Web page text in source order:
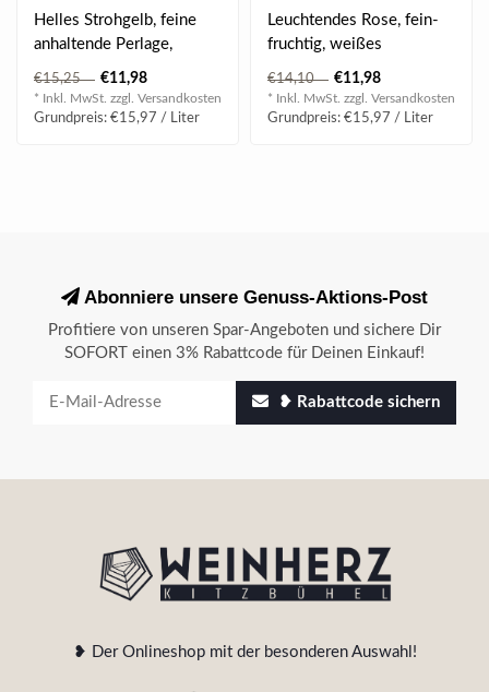
Valdobbiadene Superiore
DOCG 0.75 l 11% vol
Helles Strohgelb, feine
anhaltende Perlage,
Frühlingsblüten, fruchtiges
Aroma,..
€15,25 €11,98
* Inkl. MwSt. zzgl. Versandkosten
Grundpreis: €15,97 / Liter
Leuchtendes Rose, fein-
fruchtig, weißes
Steinobst, floral, elegant
& fein, ange..
€14,10 €11,98
* Inkl. MwSt. zzgl. Versandkosten
Grundpreis: €15,97 / Liter
Abonniere unsere Genuss-Aktions-Post
Profitiere von unseren Spar-Angeboten und sichere Dir
SOFORT einen 3% Rabattcode für Deinen Einkauf!
❥ Rabattcode sichern
❥ Der Onlineshop mit der besonderen Auswahl!